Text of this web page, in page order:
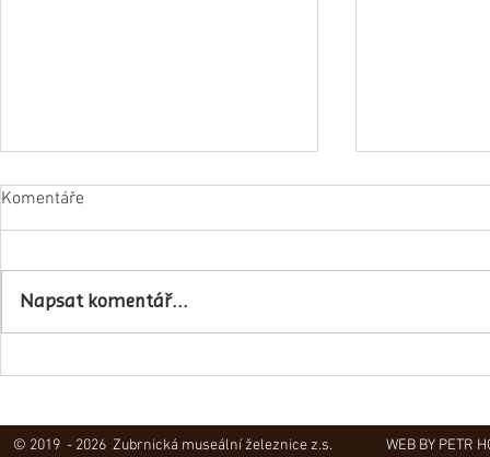
Komentáře
Napsat komentář...
© 2019 - 2026 Zubrnická museální železnice z.s. WEB BY